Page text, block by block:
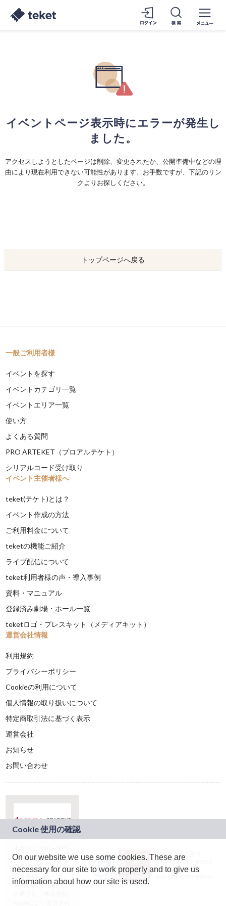
イベントページ表示時にエラーが発生し
ました。
アクセスしようとしたページは削除、変更されたか、公開準備中などの理
由により現在利用できない可能性があります。お手数ですが、下記のリン
クよりお探しください。
トップページへ戻る
一般ご利用者様
イベントを探す
イベントカテゴリ一覧
イベントエリア一覧
使い方
よくある質問
PRO ARTEKET（プロアルテケト）
シリアルコード受け取り
イベント主催者様へ
teket(テケト)とは？
イベント作成の方法
ご利用料金について
teketの機能ご紹介
ライブ配信について
teket利用者様の声・導入事例
資料・マニュアル
登録済み劇場・ホール一覧
teketロゴ・プレスキット（メディアキット）
運営会社情報
利用規約
プライバシーポリシー
Cookieの利用について
個人情報の取り扱いについて
特定商取引法に基づく表示
運営会社
お知らせ
お問い合わせ
ドコモグループの新
規事業創出プログラ
ム「docomo
STARTUP」を通じて
JASRAC許諾番号：
9024936001Y45037
JASRAC許諾番号：
On our website we use some cookies. These are
necessary for our site to work properly and to give us
information about how our site is used.